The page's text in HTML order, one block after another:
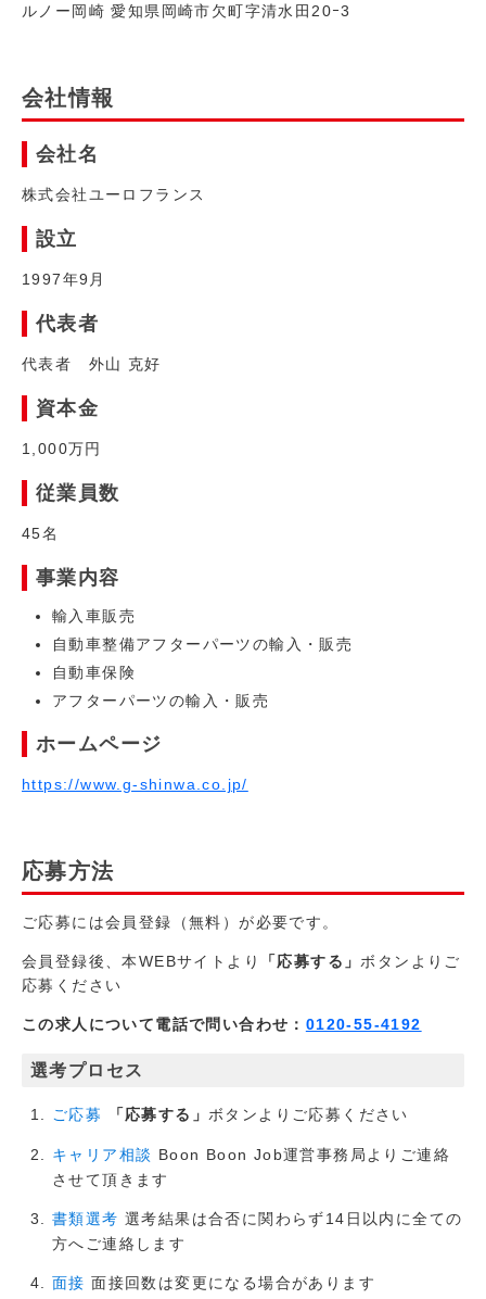
ルノー岡崎 愛知県岡崎市欠町字清水田20ｰ3
会社情報
会社名
株式会社ユーロフランス
設立
1997年9月
代表者
代表者 外山 克好
資本金
1,000万円
従業員数
45名
事業内容
輸入車販売
自動車整備アフターパーツの輸入・販売
自動車保険
アフターパーツの輸入・販売
ホームページ
https://www.g-shinwa.co.jp/
応募方法
ご応募には会員登録（無料）が必要です。
会員登録後、本WEBサイトより 「応募する」 ボタンよりご
応募ください
この求人について電話で問い合わせ： 0120-55-4192
選考プロセス
ご応募 「応募する」 ボタンよりご応募ください
キャリア相談 Boon Boon Job運営事務局よりご連絡
させて頂きます
書類選考 選考結果は合否に関わらず14日以内に全ての
方へご連絡します
面接 面接回数は変更になる場合があります